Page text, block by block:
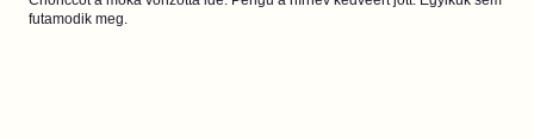
futamodik meg.